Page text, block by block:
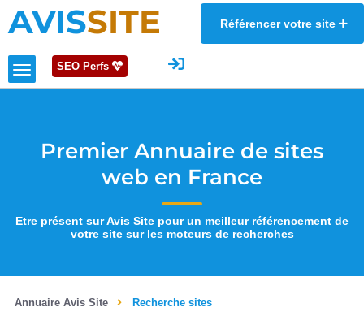
AVISSITE Référencer votre site
SEO Perfs
Premier Annuaire de sites
web en France
Etre présent sur Avis Site pour un meilleur référencement de
votre site sur les moteurs de recherches
Annuaire Avis Site Recherche sites